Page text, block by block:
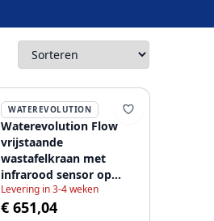
WATEREVOLUTION
Waterevolution Flow
vrijstaande
wastafelkraan met
infrarood sensor op
batterij chroom
1207925222
Levering in 3-4 weken
€ 651,04